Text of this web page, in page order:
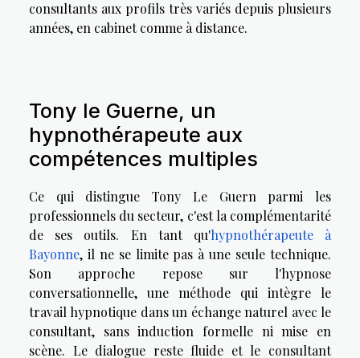
consultants aux profils très variés depuis plusieurs
années, en cabinet comme à distance.
Tony le Guerne, un
hypnothérapeute aux
compétences multiples
Ce qui distingue Tony Le Guern parmi les
professionnels du secteur, c'est la complémentarité
de ses outils. En tant qu'hypnothérapeute à
Bayonne, il ne se limite pas à une seule technique.
Son approche repose sur l'hypnose
conversationnelle, une méthode qui intègre le
travail hypnotique dans un échange naturel avec le
consultant, sans induction formelle ni mise en
scène. Le dialogue reste fluide et le consultant